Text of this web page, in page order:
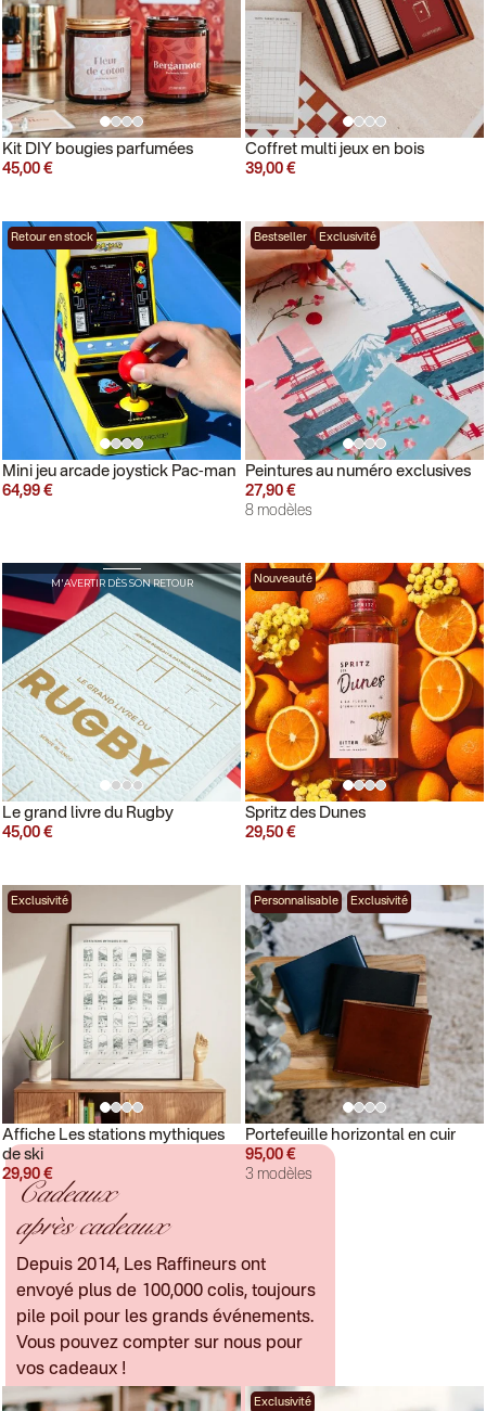
Kit DIY bougies parfumées
45,00 €
Coffret multi jeux en bois
39,00 €
Retour en stock
Mini jeu arcade joystick Pac-man
64,99 €
Bestseller Exclusivité
Peintures au numéro exclusives
27,90 €
8 modèles
M'AVERTIR DÈS SON RETOUR
Le grand livre du Rugby
45,00 €
Nouveauté
Spritz des Dunes
29,50 €
Exclusivité
Affiche Les stations mythiques
de ski
29,90 €
Personnalisable Exclusivité
Portefeuille horizontal en cuir
95,00 €
3 modèles
Cadeaux
après cadeaux
Depuis 2014, Les Raffineurs ont
envoyé plus de 100,000 colis, toujours
pile poil pour les grands événements.
Vous pouvez compter sur nous pour
vos cadeaux !
Exclusivité